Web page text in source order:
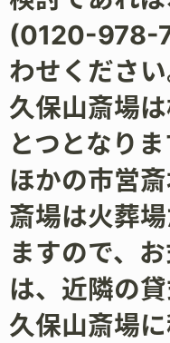
(0120-978-
わせください
久保山斎場
とつとなりま
ほかの市営
斎場は火葬
ますので、
は、近隣の貸
久保山斎場